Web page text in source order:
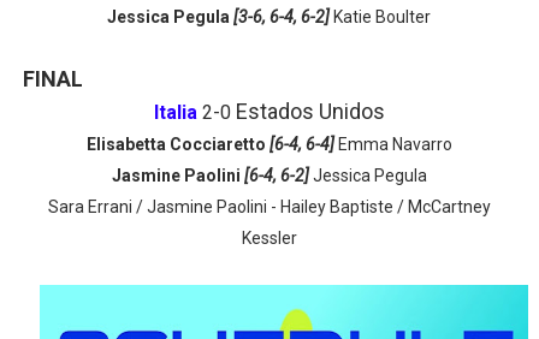
Jessica Pegula [3-6, 6-4, 6-2] Katie Boulter
FINAL
Italia 2-0 Estados Unidos
Elisabetta Cocciaretto [6-4, 6-4]Emma Navarro
Jasmine Paolini [6-4, 6-2]Jessica Pegula
Sara Errani / Jasmine Paolini - Hailey Baptiste / McCartney
Kessler